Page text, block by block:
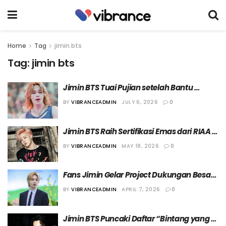
Home Tag jimin bts
Tag: jimin bts
Jimin BTS Tuai Pujian setelah Bantu
Seorang Fans yang Hampir Pingsan di
BY VIBRANCEADMIN JULY 6, 2026 0
Jimin BTS Raih Sertifikasi Emas dari RIAA
Berkat Lagu “Angel Pt.1”
BY VIBRANCEADMIN MAY 18, 2026 0
Fans Jimin Gelar Project Dukungan Besar-
Besaran Jelang Tur Dunia Terbaru BTS
BY VIBRANCEADMIN APRIL 7, 2026 0
Jimin BTS Puncaki Daftar “Bintang yang